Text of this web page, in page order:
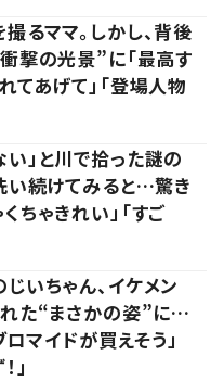
るママ。しかし、背後
撃の光景”に「最高す
てあげて」「登場人物
」と川で拾った謎の
い続けてみると…驚き
ちゃきれい」「すご
いちゃん、イケメン
た“まさかの姿”に…
ロマイドが買えそう」
」